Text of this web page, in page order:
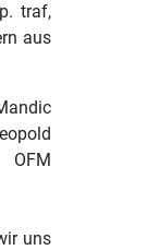
traf,
aus
uns